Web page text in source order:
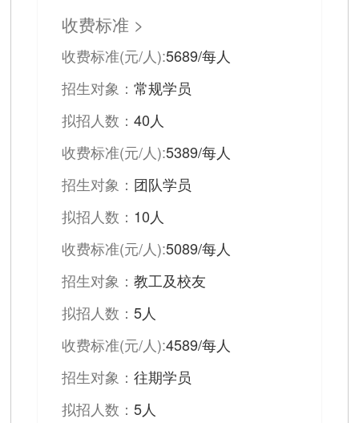
收费标准 >
收费标准(元/人):5689/每人
招生对象：常规学员
拟招人数：40人
收费标准(元/人):5389/每人
招生对象： 团队学员
拟招人数： 10人
收费标准(元/人):5089/每人
招生对象：教工及校友
拟招人数：5人
收费标准(元/人):4589/每人
招生对象：往期学员
拟招人数：5人